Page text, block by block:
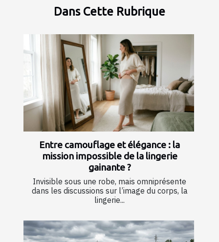
Dans Cette Rubrique
Entre camouflage et élégance : la
mission impossible de la lingerie
gainante ?
Invisible sous une robe, mais omniprésente
dans les discussions sur l’image du corps, la
lingerie...